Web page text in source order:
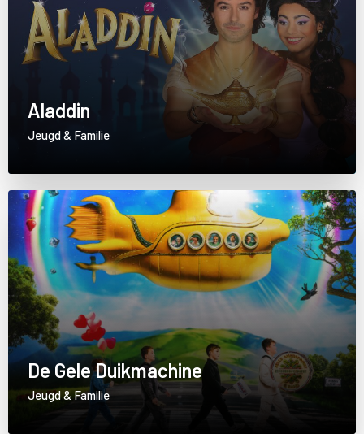
Aladdin
Jeugd & Familie
De Gele Duikmachine
Jeugd & Familie